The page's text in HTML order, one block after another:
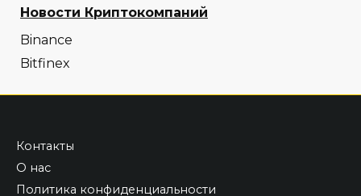
Новости Криптокомпаний
Binance
Bitfinex
Контакты
О нас
Политика конфиденциальности